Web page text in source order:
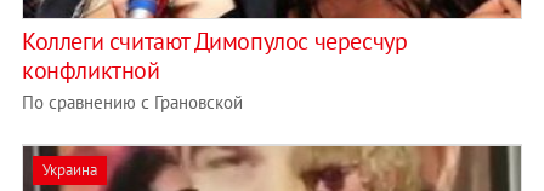
Коллеги считают Димопулос чересчур
конфликтной
По сравнению с Грановской
Украина